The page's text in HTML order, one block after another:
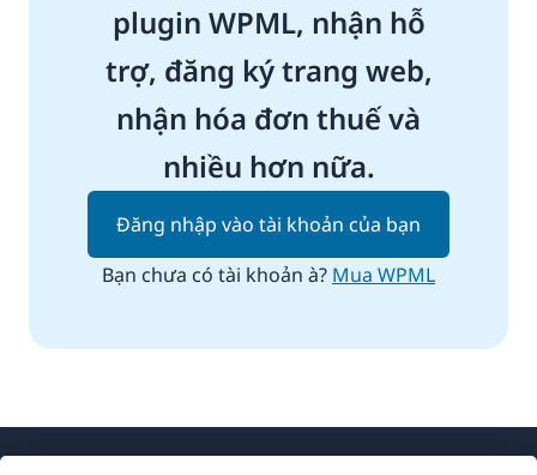
plugin WPML, nhận hỗ
trợ, đăng ký trang web,
nhận hóa đơn thuế và
nhiều hơn nữa.
Đăng nhập vào tài khoản của bạn
Bạn chưa có tài khoản à? Mua WPML